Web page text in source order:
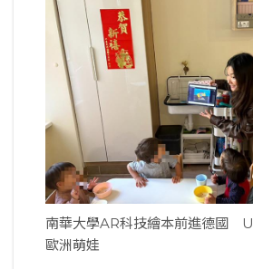
南華大學AR科技繪本前進德國
歐洲萌娃